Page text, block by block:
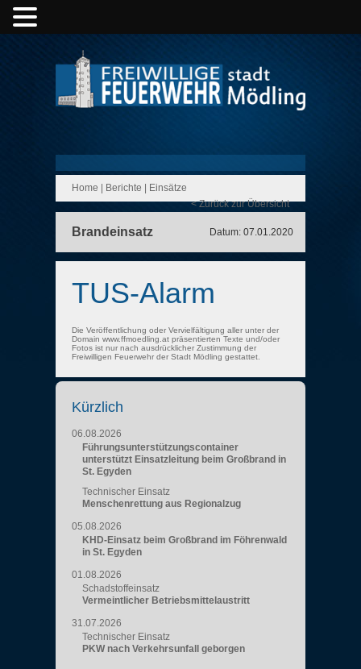
Home Berichte
Einsätze
< Zurück zur Übersicht
Brandeinsatz Datum: 07.01.2020
TUS-Alarm
Die Veröffentlichung oder Vervielfältigung aller unter der
Domain www.ffmoedling.at präsentierten Texte und/oder
Fotos ist nur nach ausdrücklicher Zustimmung der
Freiwilligen Feuerwehr der Stadt Mödling gestattet.
Kürzlich
06.08.2026
Führungsunterstützungscontainer
unterstützt Einsatzleitung beim Großbrand in
St. Egyden
Technischer Einsatz
Menschenrettung aus Regionalzug
05.08.2026
KHD-Einsatz beim Großbrand im Föhrenwald
in St. Egyden
01.08.2026
Schadstoffeinsatz
Vermeintlicher Betriebsmittelaustritt
31.07.2026
Technischer Einsatz
PKW nach Verkehrsunfall geborgen